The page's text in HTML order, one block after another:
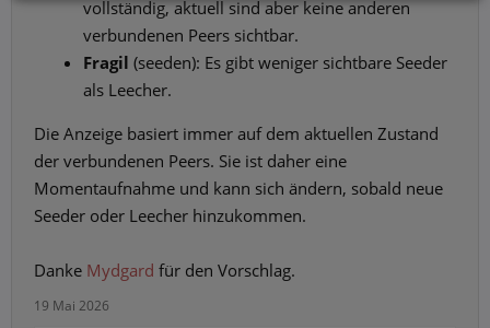
vollständig, aktuell sind aber keine anderen
verbundenen Peers sichtbar.
Fragil (seeden): Es gibt weniger sichtbare Seeder
als Leecher.
Die Anzeige basiert immer auf dem aktuellen Zustand
der verbundenen Peers. Sie ist daher eine
Momentaufnahme und kann sich ändern, sobald neue
Seeder oder Leecher hinzukommen.
Danke Mydgard für den Vorschlag.
19 Mai 2026